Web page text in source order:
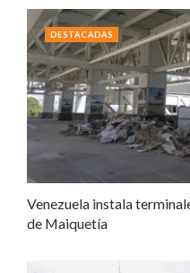
Venezuela instala
de Maiquetía
DESTACADAS